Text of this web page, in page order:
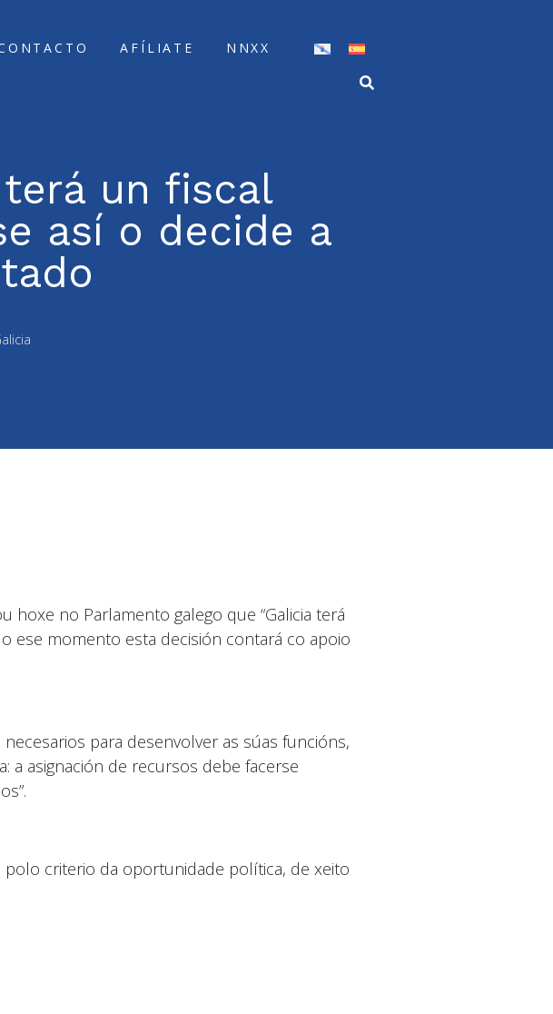
AFÍLIATE NNXX
terá un fiscal
así o decide a
no Parlamento galego que “Galicia terá
ese momento esta decisión contará co apoio
para desenvolver as súas funcións,
a asignación de recursos debe facerse
criterio da oportunidade política, de xeito